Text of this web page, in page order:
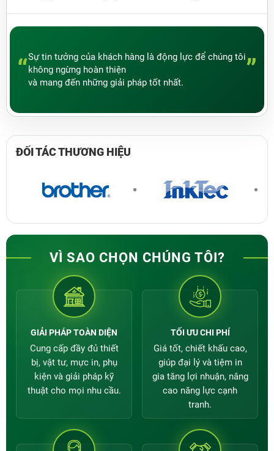
Vì Sao Nên Mua Epson C5790 Tại
Công ty TNHH Giải Pháp In Thành Đạtlà đơn
hàng được hỗ trợ tư vấn đúng nhu cầu và yên
tâm trong quá trình sử dụng.
Cam kết hàng chính hãng, còn mới, nguyên
tem, nguyên kiện.
Giá cạnh tranh, nhập khẩu và phân phối
trực tiếp.
Đội ngũ tư vấn hỗ trợ chọn đúng cấu hình
máy và loại mực phù hợp.
Kỹ thuật Thành Đạt hỗ trợ khách hàng trong
Chính sách bảo hành, đổi trả hàng lỗi theo
“Sự tin tưởng của khách hàng là động lực để chúng tôi
không ngừng hoàn thiện
và mang đến những giải pháp tốt nhất.
”
ĐỐI TÁCTHƯƠNG HIỆU
VÌ SAO CHỌN CHÚNG TÔI?
GIẢI PHÁP TOÀN DIỆN
Cung cấp đầy đủ thiết
bị, vật tư, mực in, phụ
kiện và giải pháp kỹ
thuật cho mọi nhu cầu.
TỐI ƯU CHI PHÍ
Giá tốt, chiết khấu cao,
giúp đại lý và tiệm in
gia tăng lợi nhuận, nâng
cao năng lực cạnh
tranh.